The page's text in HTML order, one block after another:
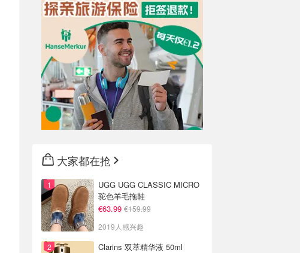
大家都在抢
UGG UGG CLASSIC MICRO
驼色羊毛拖鞋
€63.99 €159.99
2019人感兴趣
Clarins 双萃精华液 50ml